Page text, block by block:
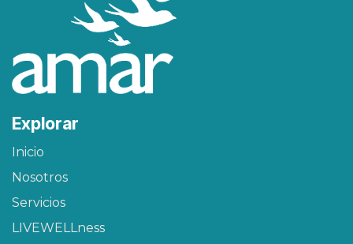
Explorar
Inicio
Nosotros
Servicios
LIVEWELLness